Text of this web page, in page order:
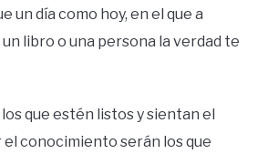
un día como hoy, en el que a
libro o una persona la verdad te
los que estén listos y sientan el
el conocimiento serán los que